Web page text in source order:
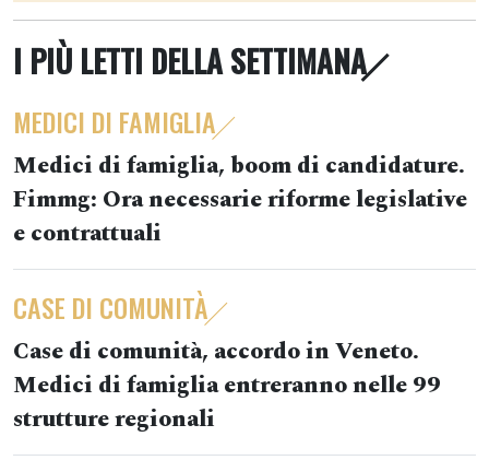
I PIÙ LETTI DELLA SETTIMANA
MEDICI DI FAMIGLIA
Medici di famiglia, boom di candidature.
Fimmg: Ora necessarie riforme legislative
e contrattuali
CASE DI COMUNITÀ
Case di comunità, accordo in Veneto.
Medici di famiglia entreranno nelle 99
strutture regionali